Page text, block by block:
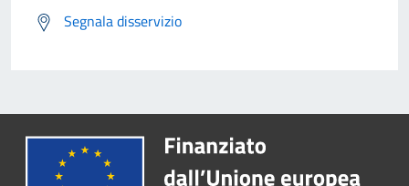
Segnala disservizio